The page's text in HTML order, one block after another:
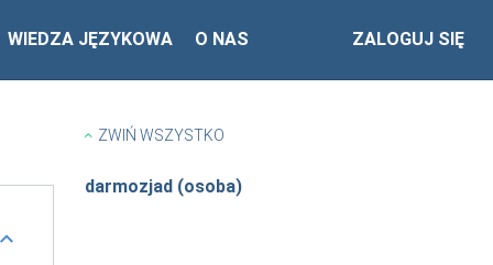
WIEDZA JĘZYKOWA O NAS ZALOGUJ SIĘ
ZWIŃ WSZYSTKO
darmozjad (osoba)